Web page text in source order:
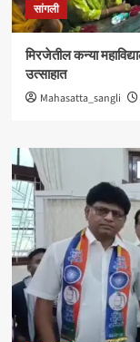
सांगली
मिरजेतील कन्या
उत्साहात
Mahasatta_sangli